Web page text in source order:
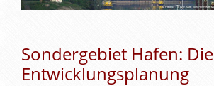
Sondergebiet Hafen: Die
Entwicklungsplanung